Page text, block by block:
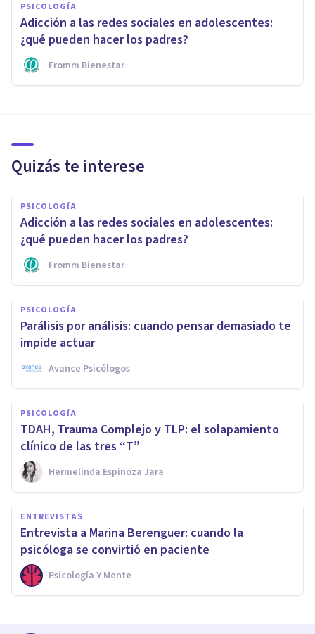
PSICOLOGÍA
Adicción a las redes sociales en adolescentes:
¿qué pueden hacer los padres?
Fromm Bienestar
Quizás te interese
PSICOLOGÍA
Adicción a las redes sociales en adolescentes:
¿qué pueden hacer los padres?
Fromm Bienestar
PSICOLOGÍA
Parálisis por análisis: cuando pensar demasiado te
impide actuar
Avance Psicólogos
PSICOLOGÍA
TDAH, Trauma Complejo y TLP: el solapamiento
clínico de las tres “T”
Hermelinda Espinoza Jara
ENTREVISTAS
Entrevista a Marina Berenguer: cuando la
psicóloga se convirtió en paciente
Psicología Y Mente